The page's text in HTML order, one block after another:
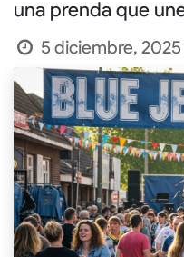
una prenda que
5 diciembre, 2025